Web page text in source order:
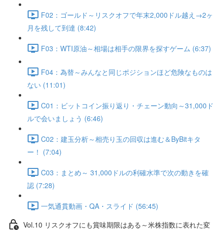
F02：ゴールド～リスクオフで年末2,000ドル越え→2ヶ
月を残して到達 (8:42)
F03：WTI原油～相場は相手の限界を探すゲーム (6:37)
F04：為替～みんなと同じポジションほど危険なものは
ない (11:01)
C01：ビットコイン振り返り・チェーン動向～31,000ド
ルで会いましょう (6:46)
C02：建玉分析～相売り玉の回収は進む＆ByBitキタ
ー！ (7:04)
C03：まとめ～ 31,000ドルの利確水準で次の動きを確
認 (7:28)
一気通貫動画・QA・スライド (56:45)
Vol.10 リスクオフにも賞味期限はある～米株指数に表れた変